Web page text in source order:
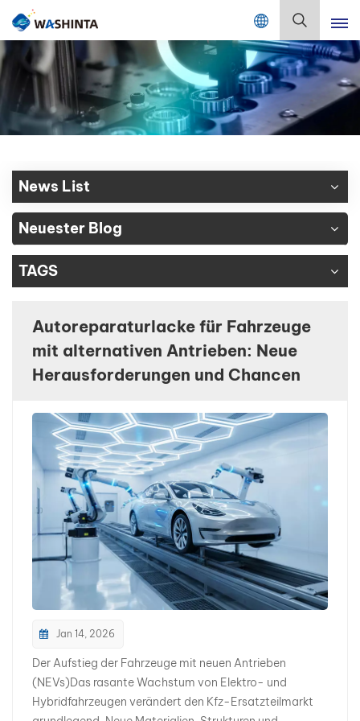
Mix Color Online
English
Français
Deutsch
Русский
Español
Português
日本語
한국어
فارسی
中文
News List
Neuester Blog
TAGS
Autoreparaturlacke für Fahrzeuge
mit alternativen Antrieben: Neue
Herausforderungen und Chancen
Jan 14, 2026
Der Aufstieg der Fahrzeuge mit neuen Antrieben
(NEVs)Das rasante Wachstum von Elektro- und
Hybridfahrzeugen verändert den Kfz-Ersatzteilmarkt